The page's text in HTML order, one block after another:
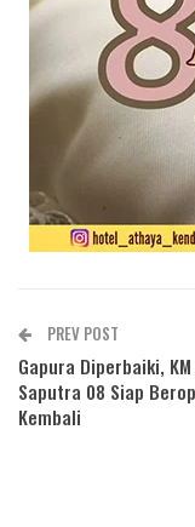
PREV POST
Gapura Diperbaiki,
Saputra 08 Siap
Kembali